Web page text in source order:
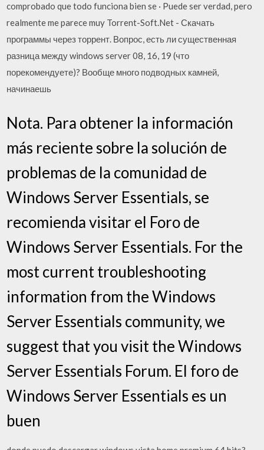
comprobado que todo funciona bien se · Puede ser verdad, pero
realmente me parece muy Torrent-Soft.Net - Скачать
программы через торрент. Вопрос, есть ли существенная
разница между windows server 08, 16, 19 (что
порекомендуете)? Вообще много подводных камней,
начинаешь
Nota. Para obtener la información
más reciente sobre la solución de
problemas de la comunidad de
Windows Server Essentials, se
recomienda visitar el Foro de
Windows Server Essentials. For the
most current troubleshooting
information from the Windows
Server Essentials community, we
suggest that you visit the Windows
Server Essentials Forum. El foro de
Windows Server Essentials es un
buen